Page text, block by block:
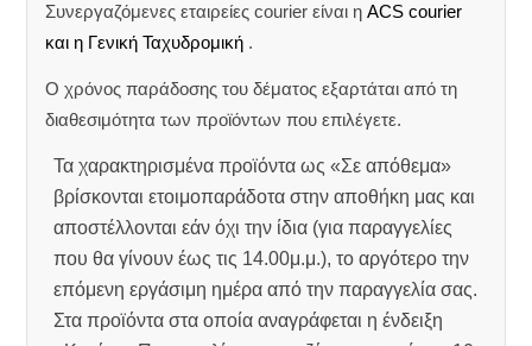
Συνεργαζόμενες εταιρείες courier είναι ηACS courier
και η Γενική Ταχυδρομική .
Ο χρόνος παράδοσης του δέματος εξαρτάται από τη
διαθεσιμότητα των προϊόντων που επιλέγετε.
Τα χαρακτηρισμένα προϊόντα ως «Σε απόθεμα»
βρίσκονται ετοιμοπαράδοτα στην αποθήκη μας και
αποστέλλονται εάν όχι την ίδια (για παραγγελίες
που θα γίνουν έως τις 14.00μ.μ.), το αργότερο την
επόμενη εργάσιμη ημέρα από την παραγγελία σας.
Στα προϊόντα στα οποία αναγράφεται η ένδειξη